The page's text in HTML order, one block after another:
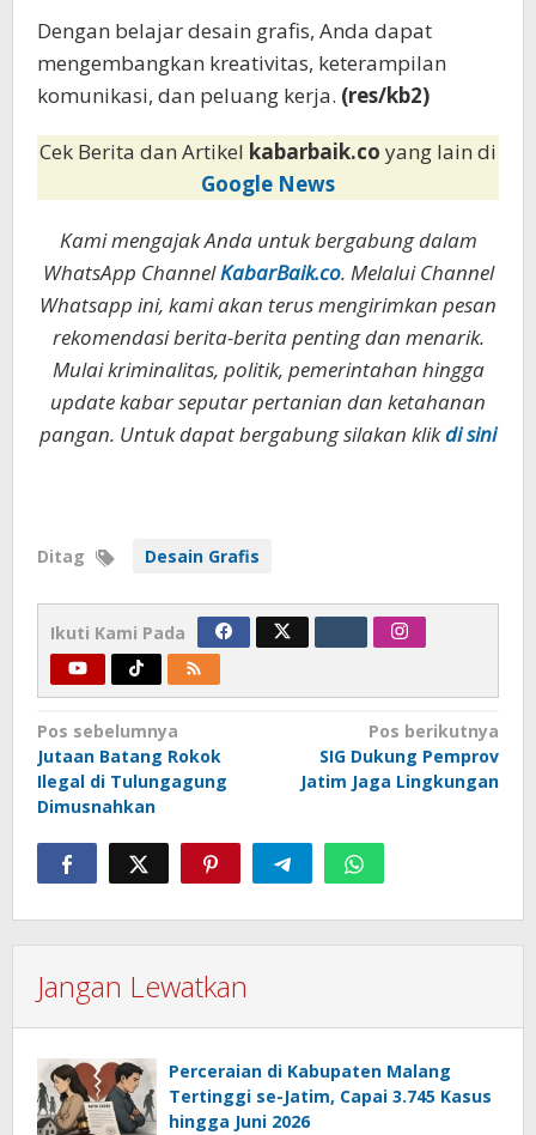
Dengan belajar desain grafis, Anda dapat
mengembangkan kreativitas, keterampilan
komunikasi, dan peluang kerja. (res/kb2)
Cek Berita dan Artikel kabarbaik.co yang lain di
Google News
Kami mengajak Anda untuk bergabung dalam
WhatsApp ChannelKabarBaik.co. Melalui Channel
Whatsapp ini, kami akan terus mengirimkan pesan
rekomendasi berita-berita penting dan menarik.
Mulai kriminalitas, politik, pemerintahan hingga
update kabar seputar pertanian dan ketahanan
pangan. Untuk dapat bergabung silakan klikdi sini
Ditag Desain Grafis
Ikuti Kami Pada
Navigasi
pos
Pos sebelumnya
Jutaan Batang Rokok
Ilegal di Tulungagung
Dimusnahkan
Pos berikutnya
SIG Dukung Pemprov
Jatim Jaga Lingkungan
Jangan Lewatkan
Perceraian di Kabupaten Malang
Tertinggi se-Jatim, Capai 3.745 Kasus
hingga Juni 2026